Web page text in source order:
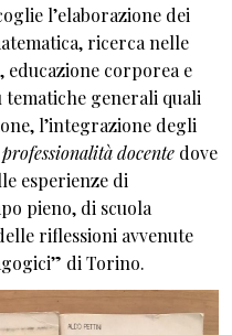
l’elaborazione dei
ricerca nelle
educazione corporea e
tematiche generali quali
l’integrazione degli
docente dove
esperienze di
pieno, di scuola
riflessioni avvenute
di Torino.